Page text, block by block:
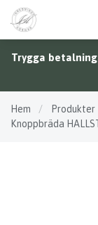
Trygga
Hem / Produkter
Knoppbräda